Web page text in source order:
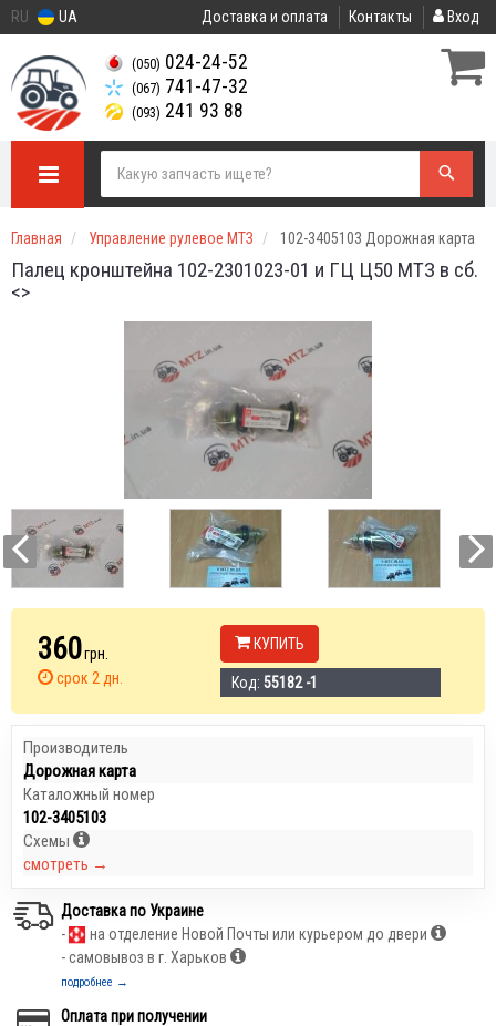
RU UA Доставка и оплата Контакты Вход
(050) 024-24-52
(067) 741-47-32
(093) 241 93 88
Главная Управление рулевое МТЗ 102-3405103 Дорожная карта
Палец кронштейна 102-2301023-01 и ГЦ Ц50 МТЗ в сб.
<>
360грн.
срок 2 дн.
КУПИТЬ
Код: 55182 -1
Производитель
Дорожная карта
Каталожный номер
102-3405103
Схемы
смотреть →
Доставка по Украине
-
на отделение Новой Почты или курьером до двери
- самовывоз в г. Харьков
подробнее →
Оплата при получении